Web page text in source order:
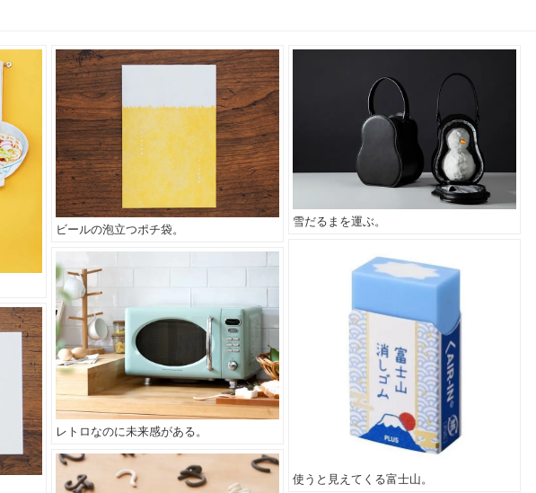
ビールの泡立つポチ袋。
雪だるまを運ぶ。
使うと見えてくる富士山。
レトロなのに未来感がある。